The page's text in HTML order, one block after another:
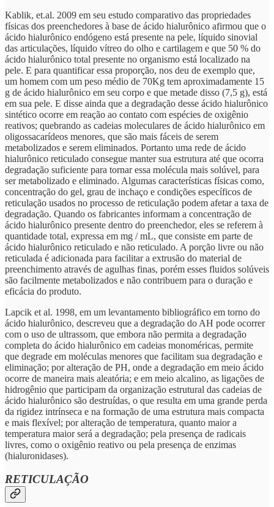
Kablik, et.al. 2009 em seu estudo comparativo das propriedades
físicas dos preenchedores à base de ácido hialurônico afirmou que o
ácido hialurônico endógeno está presente na pele, líquido sinovial
das articulações, líquido vítreo do olho e cartilagem e que 50 % do
ácido hialurônico total presente no organismo está localizado na
pele. E para quantificar essa proporção, nos deu de exemplo que,
um homem com um peso médio de 70Kg tem aproximadamente 15
g de ácido hialurônico em seu corpo e que metade disso (7,5 g), está
em sua pele. E disse ainda que a degradação desse ácido hialurônico
sintético ocorre em reação ao contato com espécies de oxigênio
reativos; quebrando as cadeias moleculares de ácido hialurônico em
oligossacarídeos menores, que são mais fáceis de serem
metabolizados e serem eliminados. Portanto uma rede de ácido
hialurônico reticulado consegue manter sua estrutura até que ocorra
degradação suficiente para tornar essa molécula mais solúvel, para
ser metabolizado e eliminado. Algumas características físicas como,
concentração do gel, grau de inchaço e condições específicos de
reticulação usados no processo de reticulação podem afetar a taxa de
degradação. Quando os fabricantes informam a concentração de
ácido hialurônico presente dentro do preenchedor, eles se referem à
quantidade total, expressa em mg / mL, que consiste em parte de
ácido hialurônico reticulado e não reticulado. A porção livre ou não
reticulada é adicionada para facilitar a extrusão do material de
preenchimento através de agulhas finas, porém esses fluidos solúveis
são facilmente metabolizados e não contribuem para o duração e
eficácia do produto.
Lapcik et al. 1998, em um levantamento bibliográfico em torno do
ácido hialurônico, descreveu que a degradação do AH pode ocorrer
com o uso de ultrassom, que embora não permita a degradação
completa do ácido hialurônico em cadeias monoméricas, permite
que degrade em moléculas menores que facilitam sua degradação e
eliminação; por alteração de PH, onde a degradação em meio ácido
ocorre de maneira mais aleatória; e em meio alcalino, as ligações de
hidrogênio que participam da organização estrutural das cadeias de
ácido hialurônico são destruídas, o que resulta em uma grande perda
da rigidez intrínseca e na formação de uma estrutura mais compacta
e mais flexível; por alteração de temperatura, quanto maior a
temperatura maior será a degradação; pela presença de radicais
livres, como o oxigênio reativo ou pela presença de enzimas
(hialuronidases).
RETICULAÇÃO